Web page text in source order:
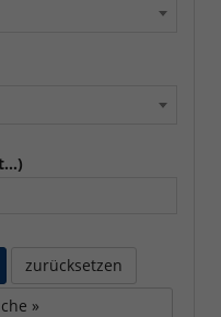
zurücksetzen
»